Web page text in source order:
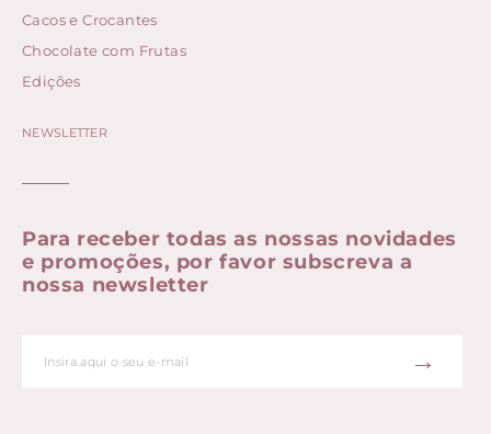
Cacos e Crocantes
Chocolate com Frutas
Edições
NEWSLETTER
Para receber todas as nossas novidades
e promoções, por favor subscreva a
nossa newsletter
→